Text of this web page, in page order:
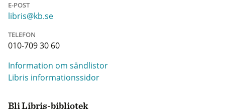
E-POST
libris@kb.se
TELEFON
010-709 30 60
Information om sändlistor
Libris informationssidor
Bli Libris-bibliotek